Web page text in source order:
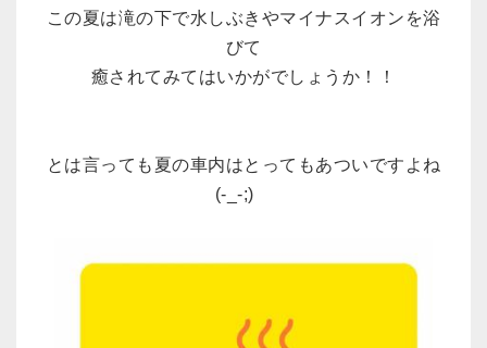
この夏は滝の下で水しぶきやマイナスイオンを浴
びて
癒されてみてはいかがでしょうか！！
とは言っても夏の車内はとってもあついですよね
(-_-;)